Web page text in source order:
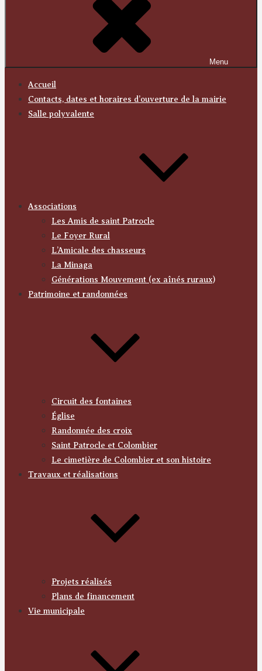
Menu
Accueil
Contacts, dates et horaires d’ouverture de la mairie
Salle polyvalente
Associations
Les Amis de saint Patrocle
Le Foyer Rural
L’Amicale des chasseurs
La Minaga
Générations Mouvement (ex aînés ruraux)
Patrimoine et randonnées
Circuit des fontaines
Église
Randonnée des croix
Saint Patrocle et Colombier
Le cimetière de Colombier et son histoire
Travaux et réalisations
Projets réalisés
Plans de financement
Vie municipale